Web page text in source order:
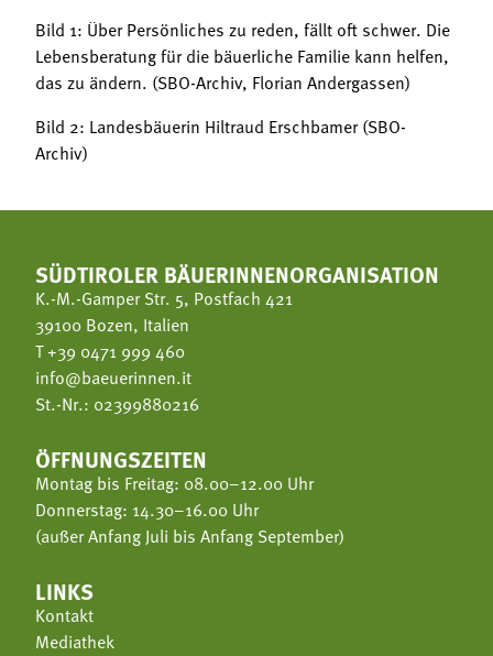
Bild 1: Über Persönliches zu reden, fällt oft schwer. Die
Lebensberatung für die bäuerliche Familie kann helfen,
das zu ändern. (SBO-Archiv, Florian Andergassen)
Bild 2: Landesbäuerin Hiltraud Erschbamer (SBO-
Archiv)
SÜDTIROLER BÄUERINNENORGANISATION
K.-M.-Gamper Str. 5, Postfach 421
39100 Bozen, Italien
T+39 0471 999 460
info@baeuerinnen.it
St.-Nr.: 02399880216
ÖFFNUNGSZEITEN
Montag bis Freitag: 08.00–12.00 Uhr
Donnerstag: 14.30–16.00 Uhr
(außer Anfang Juli bis Anfang September)
LINKS
Kontakt
Mediathek